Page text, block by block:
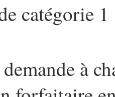
catégorie
à